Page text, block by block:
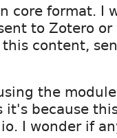
core format. I
to Zotero or
content,
the
it's because
I wonder if